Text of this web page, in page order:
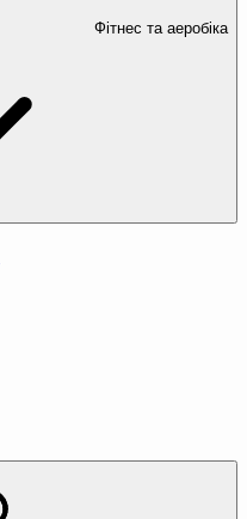
Фітнес та аеробіка